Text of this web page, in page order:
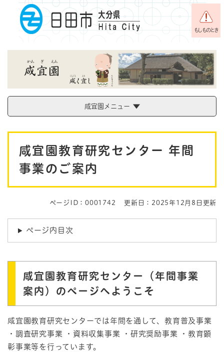
メニューを飛ばして本文へ
もしものとき
咸宜園メニュー
咸宜園教育研究センター 年間
事業のご案内
ページID：0001742 更新日：2025年12月8日更新
ページ内目次
咸宜園教育研究センター（年間事業
案内）のページへようこそ
咸宜園教育研究センターでは年間を通して、教育普及事業
・調査研究事業 ・資料収集事業 ・研究奨励事業 ・教育顕
彰事業等を行っています。